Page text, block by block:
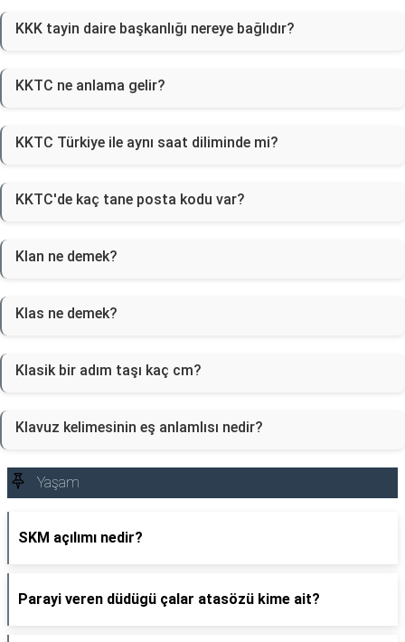
KKK tayin daire başkanlığı nereye bağlıdır?
KKTC ne anlama gelir?
KKTC Türkiye ile aynı saat diliminde mi?
KKTC'de kaç tane posta kodu var?
Klan ne demek?
Klas ne demek?
Klasik bir adım taşı kaç cm?
Klavuz kelimesinin eş anlamlısı nedir?
Yaşam
SKM açılımı nedir?
Parayi veren düdügü çalar atasözü kime ait?